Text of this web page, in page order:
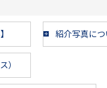
紹介写真に
）